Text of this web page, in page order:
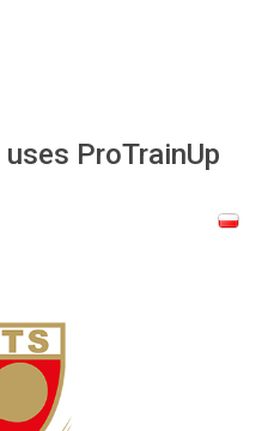
ProTrainUp